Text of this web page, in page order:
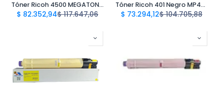
Tóner Ricoh 4500 MEGATONER Genérico Negro MP4500 Compatible con Ricoh MP4500 MP5000 MP5002 | Megatoner
$ 82.352,94$117.647,06
Tóner Ricoh 401 Negro MP401 Compatible con Ricoh SP 4520 MP401 | Megatoner
$ 73.294,12$104.705,88